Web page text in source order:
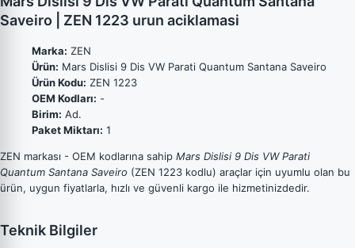
Saveiro | ZEN 1223 urun aciklamasi
Marka: ZEN
Ürün: Mars Dislisi 9 Dis VW Parati Quantum Santana Saveiro
Ürün Kodu: ZEN 1223
OEM Kodları: -
Birim: Ad.
Paket Miktarı: 1
ZEN markası - OEM kodlarına sahip Mars Dislisi 9 Dis VW Parati
Quantum Santana Saveiro (ZEN 1223 kodlu) araçlar için uyumlu olan bu
ürün, uygun fiyatlarla, hızlı ve güvenli kargo ile hizmetinizdedir.
Teknik Bilgiler